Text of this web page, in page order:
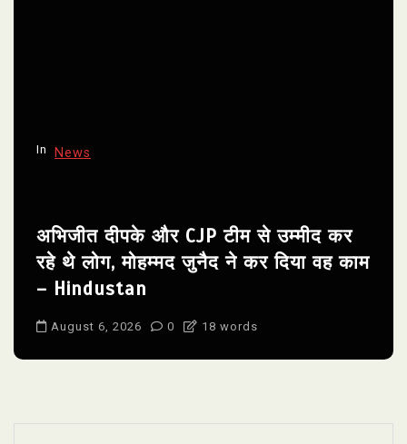
In News
अभिजीत दीपके और CJP टीम से उम्मीद कर
रहे थे लोग, मोहम्मद जुनैद ने कर दिया वह काम
– Hindustan
August 6, 2026 0 18 words